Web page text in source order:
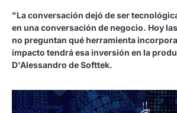
"La conversación dejó de ser
en una conversación de negocio. Hoy
no preguntan qué herramienta
impacto tendrá esa inversión en la
D'Alessandro de Softtek.